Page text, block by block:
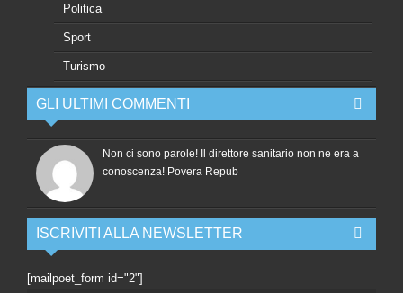
Politica
Sport
Turismo
GLI ULTIMI COMMENTI
Non ci sono parole! Il direttore sanitario non ne era a
conoscenza! Povera Repub
ISCRIVITI ALLA NEWSLETTER
[mailpoet_form id="2"]